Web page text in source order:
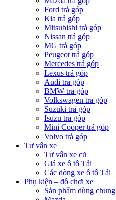
Ford trả góp
Kia trả góp
Mitsubishi trả góp
Nissan trả góp
MG trả góp
Peugeot trả góp
Mercedes trả góp
Lexus trả góp
Audi trả góp
BMW trả góp
Volkswagen trả góp
Suzuki trả góp
Isuzu trả góp
Mini Cooper trả góp
Volvo trả góp
Tư vấn xe
Tư vấn xe cũ
Giá xe ô tô Tải
Các dòng xe ô tô Tải
Phụ kiện – đồ chơi xe
Sản phẩm dùng chung